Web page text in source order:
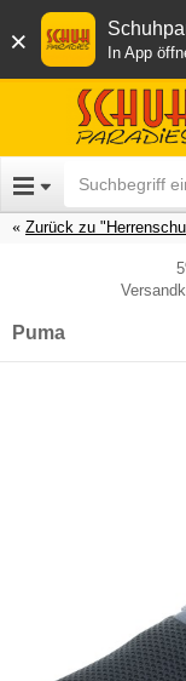
× In App
Zurück zu
Puma